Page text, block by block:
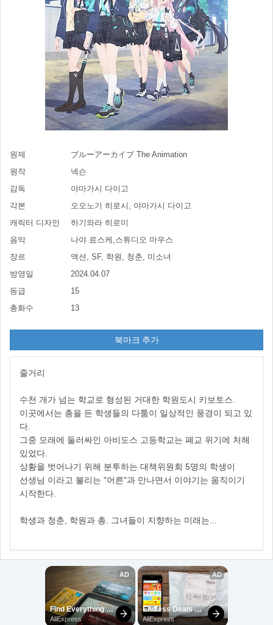
원제
ブルーアーカイブ The Animation
원작
넥슨
감독
야마가시 다이고
각본
오오노기 히로시, 야마가시 다이고
캐릭터 디자인
하기와라 히로미
음악
나야 료스케,스튜디오 마우스
장르
액션, SF, 학원, 청춘, 미소녀
방영일
2024.04.07
등급
15
총화수
13
북마크 추가
줄거리
수천 개가 넘는 학교로 형성된 거대한 학원도시 키보토스.
이곳에서는 총을 든 학생들의 다툼이 일상적인 풍경이 되고 있
다.
그중 모래에 둘러싸인 아비도스 고등학교는 폐교 위기에 처해
있었다.
상황을 벗어나기 위해 분투하는 대책위원회 5명의 학생이
선생님 이라고 불리는 "어른"과 만나면서 이야기는 움직이기
시작한다.
학생과 청춘, 학원과 총. 그녀들이 지향하는 미래는...